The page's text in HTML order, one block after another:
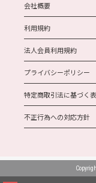
会社概要
利用規約
法人会員利用規約
プライバシーポリシー
特定商取引法に基づく
不正行為への対応方針